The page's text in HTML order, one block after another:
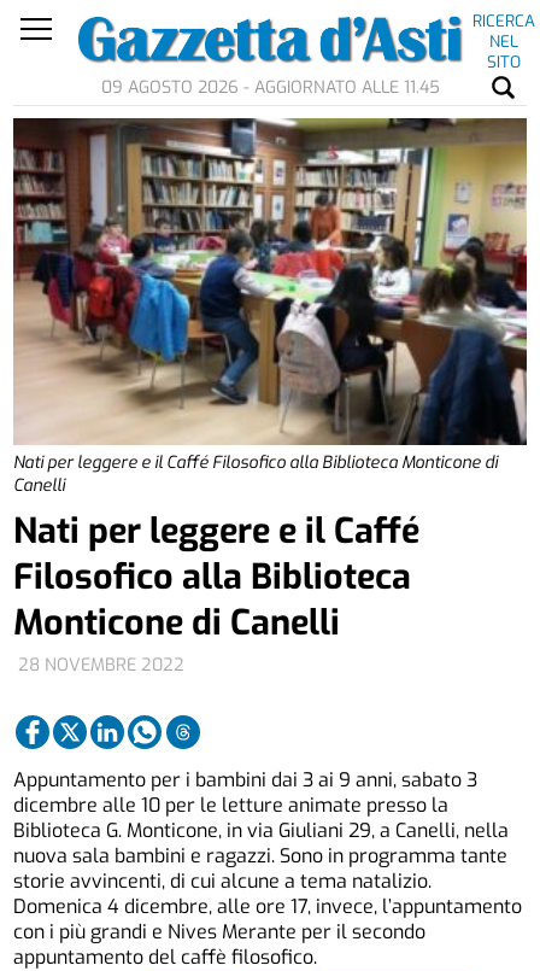
RICERCA
NEL
SITO
09 AGOSTO 2026 - AGGIORNATO ALLE 11.45
Nati per leggere e il Caffé Filosofico alla Biblioteca Monticone di
Canelli
28 NOVEMBRE 2022
Nati per leggere e il Caffé
Filosofico alla Biblioteca
Monticone di Canelli
Appuntamento per i bambini dai 3 ai 9 anni, sabato 3
dicembre alle 10 per le letture animate presso la
Biblioteca G. Monticone, in via Giuliani 29, a Canelli, nella
nuova sala bambini e ragazzi. Sono in programma tante
storie avvincenti, di cui alcune a tema natalizio.
Domenica 4 dicembre, alle ore 17, invece, l’appuntamento
con i più grandi e Nives Merante per il secondo
appuntamento del caffè filosofico.